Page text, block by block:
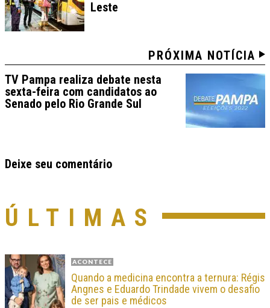
Leste
PRÓXIMA NOTÍCIA
TV Pampa realiza debate nesta
sexta-feira com candidatos ao
Senado pelo Rio Grande Sul
Deixe seu comentário
ÚLTIMAS
ACONTECE
Quando a medicina encontra a ternura: Régis
Angnes e Eduardo Trindade vivem o desafio
de ser pais e médicos